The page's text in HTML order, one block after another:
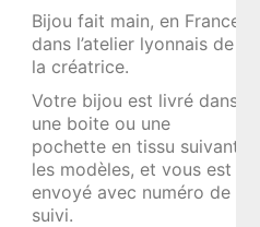
Bijou fait main, en France
dans l’atelier lyonnais de
la créatrice.
Votre bijou est livré dans
une boite ou une
pochette en tissu suivant
les modèles, et vous est
envoyé avec numéro de
suivi.